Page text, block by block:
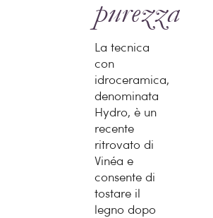
purezza
La tecnica
con
idroceramica,
denominata
Hydro, è un
recente
ritrovato di
Vinéa e
consente di
tostare il
legno dopo